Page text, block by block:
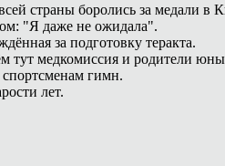
страны боролись за медали в
"Я даже не ожидала".
за подготовку теракта.
тут медкомиссия и родители
гимн.
лет.